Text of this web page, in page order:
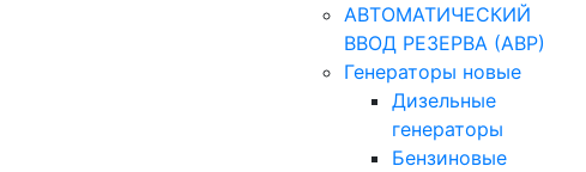
АВТОМАТИЧЕСКИЙ
ВВОД РЕЗЕРВА (АВР)
Генераторы новые
Дизельные
генераторы
Бензиновые